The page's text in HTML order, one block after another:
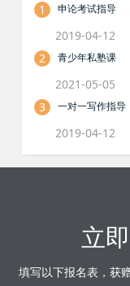
1 申论考试指导
2019-04-12
2
青少年私塾课
2021-05-05
3
一对一写作指导
2019-04-12
立
填写以下报名表，获